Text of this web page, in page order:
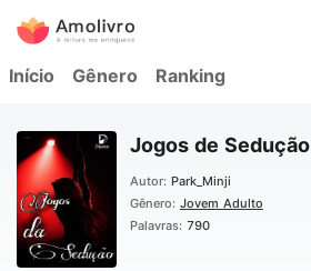
Início Gênero Ranking
Jogos de Sedução
Autor: Park_Minji
Gênero: Jovem Adulto
Palavras: 790